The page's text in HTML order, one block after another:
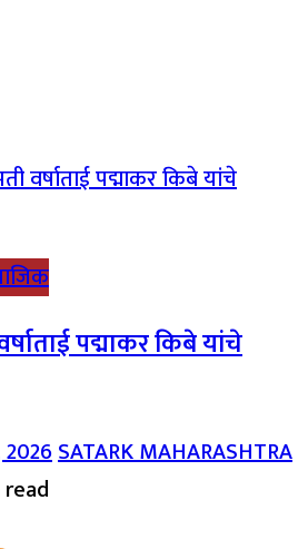
पद्माकर किबे यांचे
2026SATARK MAHARASHTRA